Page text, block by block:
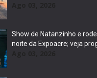
Show de Natanzinho e
noite da Expoacre; veja